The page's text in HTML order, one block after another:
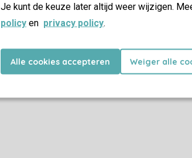
Je kunt de keuze later altijd weer wijzigen.
policy en privacy policy.
Alle cookies accepteren Weiger alle